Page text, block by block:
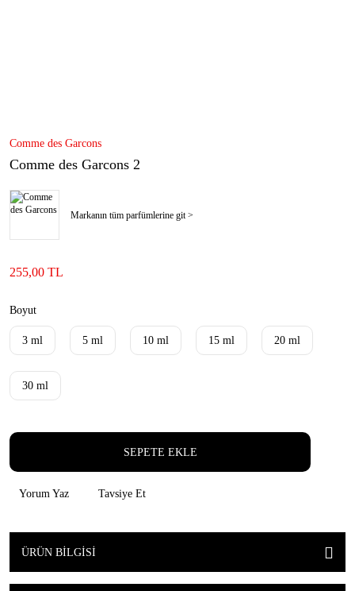
Comme des Garcons
Comme des Garcons 2
Markanın tüm parfümlerine git >
255,00 TL
Boyut
3 ml 5 ml 10 ml 15 ml 20 ml
30 ml
SEPETE EKLE
Yorum Yaz Tavsiye Et
ÜRÜN BILGISI